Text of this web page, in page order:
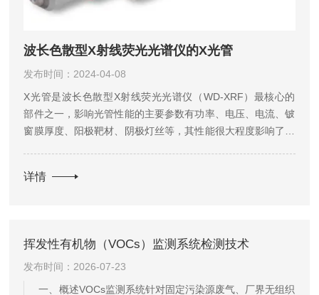
波长色散型X射线荧光光谱仪的X光管
发布时间：2024-04-08
X光管是波长色散型X射线荧光光谱仪（WD-XRF）最核心的
部件之一，影响光管性能的主要参数有功率、电压、电流、铍
窗膜厚度、阳极靶材、阴极灯丝等，其性能很大程度影响了仪
子动能...
详情
挥发性有机物（VOCs）监测系统检测技术
发布时间：2026-07-23
一、概述VOCs监测系统针对固定污染源废气、厂界无组织